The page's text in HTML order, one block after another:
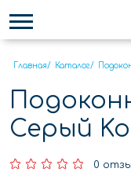
Главная/ Каталог/
Серый
0